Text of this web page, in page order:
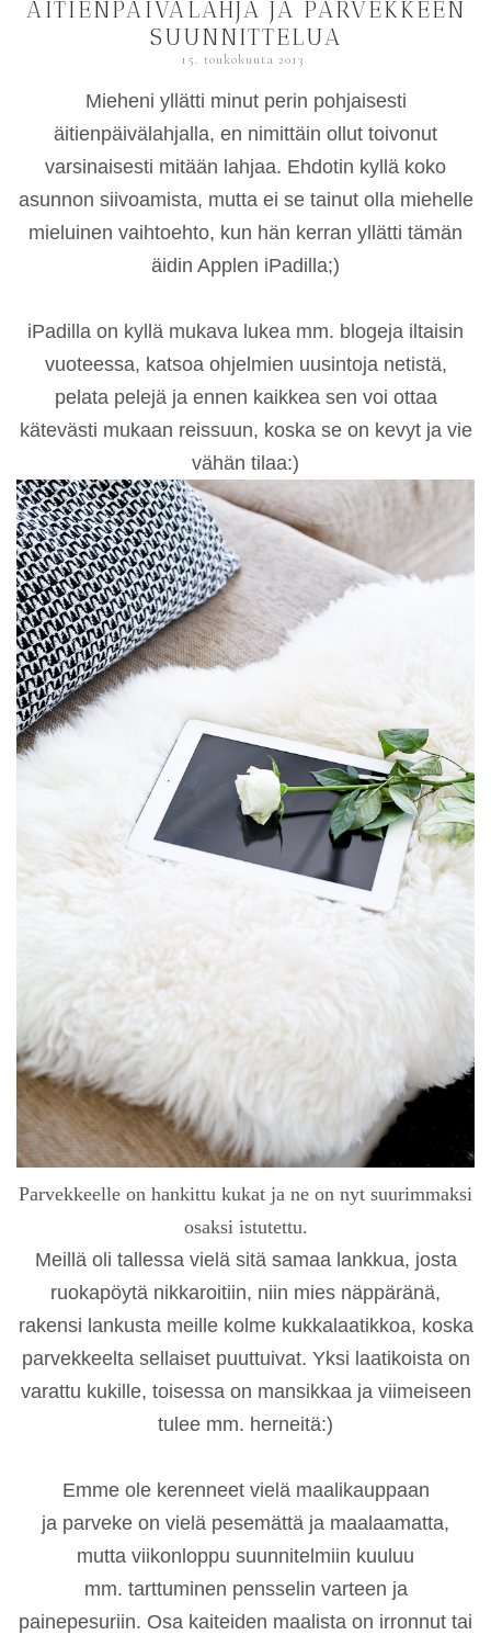
ÄITIENPÄIVÄLAHJA JA PARVEKKEEN
SUUNNITTELUA
15. toukokuuta 2013
Mieheni yllätti minut perin pohjaisesti
äitienpäivälahjalla, en nimittäin ollut toivonut
varsinaisesti mitään lahjaa. Ehdotin kyllä koko
asunnon siivoamista, mutta ei se tainut olla miehelle
mieluinen vaihtoehto, kun hän kerran yllätti tämän
äidin Applen iPadilla;)
iPadilla on kyllä mukava lukea mm. blogeja iltaisin
vuoteessa, katsoa ohjelmien uusintoja netistä,
pelata pelejä ja ennen kaikkea sen voi ottaa
kätevästi mukaan reissuun, koska se on kevyt ja vie
vähän tilaa:)
Parvekkeelle on hankittu kukat ja ne on nyt suurimmaksi
osaksi istutettu.
Meillä oli tallessa vielä sitä samaa lankkua, josta
ruokapöytä nikkaroitiin, niin mies näppäränä,
rakensi lankusta meille kolme kukkalaatikkoa, koska
parvekkeelta sellaiset puuttuivat. Yksi laatikoista on
varattu kukille, toisessa on mansikkaa ja viimeiseen
tulee mm. herneitä:)
Emme ole kerenneet vielä maalikauppaan
ja parveke on vielä pesemättä ja maalaamatta,
mutta viikonloppu suunnitelmiin kuuluu
mm. tarttuminen pensselin varteen ja
painepesuriin. Osa kaiteiden maalista on irronnut tai